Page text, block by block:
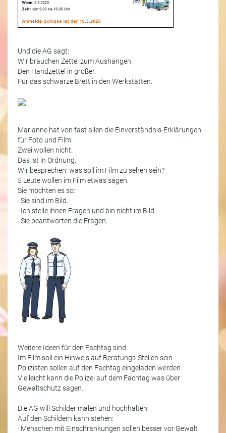
Und die AG sagt:
Wir brauchen Zettel zum Aushängen.
Den Handzettel in größer.
Für das schwarze Brett in den Werkstätten.
Marianne hat von fast allen die Einverständnis-Erklärungen
für Foto und Film.
Zwei wollen nicht.
Das ist in Ordnung.
Wir besprechen: was soll im Film zu sehen sein?
5 Leute wollen im Film etwas sagen.
Sie möchten es so:
· Sie sind im Bild.
· Ich stelle ihnen Fragen und bin nicht im Bild.
· Sie beantworten die Fragen.
Weitere Ideen für den Fachtag sind:
Im Film soll ein Hinweis auf Beratungs-Stellen sein.
Polizisten sollen auf den Fachtag eingeladen werden.
Vielleicht kann die Polizei auf dem Fachtag was über
Gewaltschutz sagen.
Die AG will Schilder malen und hochhalten:
Auf den Schildern kann stehen:
· Menschen mit Einschränkungen sollen besser vor Gewalt